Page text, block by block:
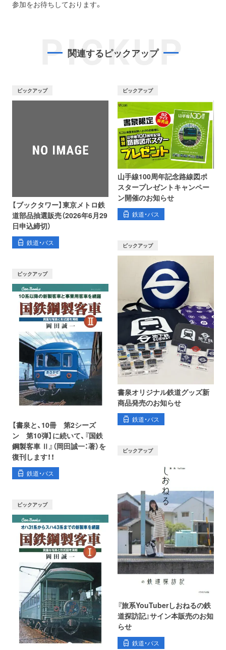
参加をお待ちしております。
PICKUP
関連するピックアップ
ピックアップ
【ブックタワー】東京メトロ鉄
道部品抽選販売（2026年6月29
日申込締切）
鉄道・バス
ピックアップ
山手線100周年記念路線図ポ
スタープレゼントキャンペー
ン開催のお知らせ
鉄道・バス
ピックアップ
【書泉と、10冊 第2シーズ
ン 第10弾】に続いて、『国鉄
鋼製客車 Ⅱ』（岡田誠一：著）を
復刊します！！
鉄道・バス
ピックアップ
書泉オリジナル鉄道グッズ新
商品発売のお知らせ
鉄道・バス
ピックアップ
ピックアップ
『旅系YouTuberしおねるの鉄
道探訪記』サイン本販売のお知
らせ
鉄道・バス